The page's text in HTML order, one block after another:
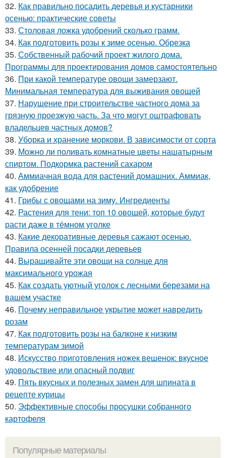
32. Как правильно посадить деревья и кустарники
осенью: практические советы
33. Столовая ложка удобрений сколько грамм.
34. Как подготовить розы к зиме осенью. Обрезка
35. Собственный рабочий проект жилого дома.
Программы для проектирования домов самостоятельно
36. При какой температуре овощи замерзают.
Минимальная температура для выживания овощей
37. Нарушение при строительстве частного дома за
грязную проезжую часть. За что могут оштрафовать
владельцев частных домов?
38. Уборка и хранение моркови. В зависимости от сорта
39. Можно ли поливать комнатные цветы нашатырным
спиртом. Подкормка растений сахаром
40. Аммиачная вода для растений домашних. Аммиак,
как удобрение
41. Грибы с овощами на зиму. Ингредиенты
42. Растения для тени: топ 10 овощей, которые будут
расти даже в тёмном уголке
43. Какие декоративные деревья сажают осенью.
Правила осенней посадки деревьев
44. Выращивайте эти овощи на солнце для
максимального урожая
45. Как создать уютный уголок с лесными березами на
вашем участке
46. Почему неправильное укрытие может навредить
розам
47. Как подготовить розы на балконе к низким
температурам зимой
48. Искусство приготовления ножек вешенок: вкусное
удовольствие или опасный подвиг
49. Пять вкусных и полезных замен для шпината в
рецепте курицы
50. Эффективные способы просушки собранного
картофеля
Популярные материалы